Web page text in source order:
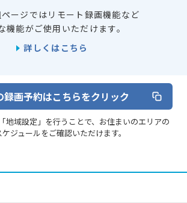
ージではリモート録画機能など
機能がご使用いただけます。
詳しくはこちら
録画予約はこちらをクリック
地域設定」を行うことで、お住まいのエリアの
ジュールをご確認いただけます。